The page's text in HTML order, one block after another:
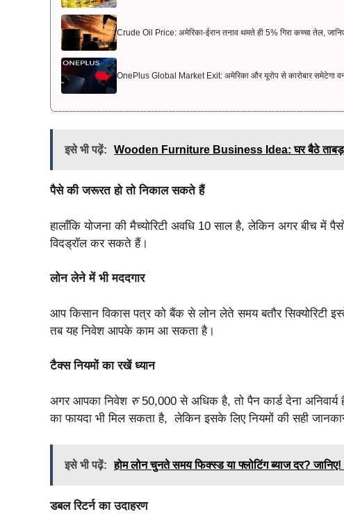
Crude Oil Price: अमेरिका-ईरान तनाव थमते ही 5% गिरा कच्चा तेल,
OnePlus Global Market Exit: अमेरिका और यूरोप से कारोबार समेटेगा
इसे भी पढ़ें: Wooden Furniture Business Idea: घर बैठे
पैसे की जरूरत हो तो निकाल सकते हैं
हालाँकि योजना की मैच्योरिटी अवधि 10 साल है, लेकिन अगर बीच में
विदड्रॉल कर सकते हैं।
लोन लेने में भी मददगार
आप किसान विकास पत्र को बैंक से लोन लेते समय बतौर
तब यह निवेश आपके काम आ सकता है।
टैक्स नियमों का रखें ध्यान
अगर आपका निवेश रु50,000 से अधिक है, तो पैन कार्ड देना
का फायदा भी मिल सकता है, लेकिन इसके लिए नियमों की सही
इसे भी पढ़ें: होम लोन चुनते समय फिक्स्ड या फ्लोटिंग ब्याज दर?
डबल रिटर्न का उदाहरण